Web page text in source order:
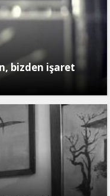
bizden işaret